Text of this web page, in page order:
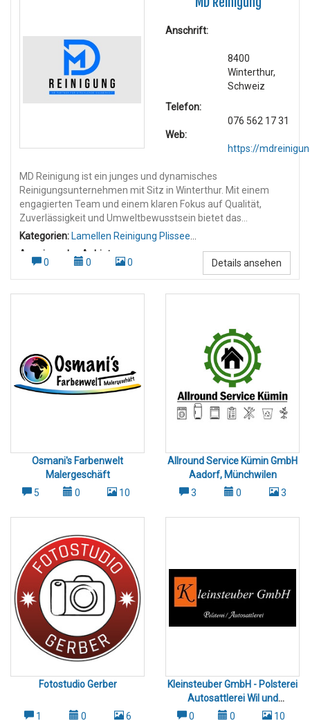
Anschrift:
8400
Winterthur,
Schweiz
Telefon:
076 562 17 31
Web:
https://
MD Reinigung ist ein junges und dynamisches
Reinigungsunternehmen mit Sitz in Winterthur. Mit einem
engagierten Team und einem klaren Fokus auf Qualität,
Zuverlässigkeit und Umweltbewusstsein bietet das
Unternehmen professionelle Reinigungsdienstleistungen in
Reinigung deckt ein breites Spektrum an Reinigungsarbeiten
Persönlicher Kontakt und individuelle Beratung Qualität:
Gründliche Reinigung mit modernem Equipment Flexibilität:
Anpassung an Kundenwünsche und Zeitpläne Nachhaltigkeit:
Umweltfreundliche Reinigungsmittel und
Mittelpunkt – das Team arbeitet so lange, bis der Kunde
vollständig zufrieden ist. Kooperationen: MD Reinigung setzt
auf ein starkes Netzwerk aus Partnerfirmen, um umfassende
Dienstleistungen aus einer Hand anbieten zu können.
Kategorien: Lamellen Reinigung Plissee
Reinigung
Wohnungsreinigung
Umzugsreinigung
Wohnungsreinigung Umzugsreinigung,
Anzeigen des Anbieters:
0 0 0 Details ansehen
Osmani's Farbenwelt
Malergeschäft
5
0 10
Allround Service Kümin GmbH
Aadorf, Münchwilen
3
0 3
Fotostudio Gerber
1 0 6
Kleinsteuber GmbH - Polsterei
Autosattlerei Wil und
Umgebung
0 0 10